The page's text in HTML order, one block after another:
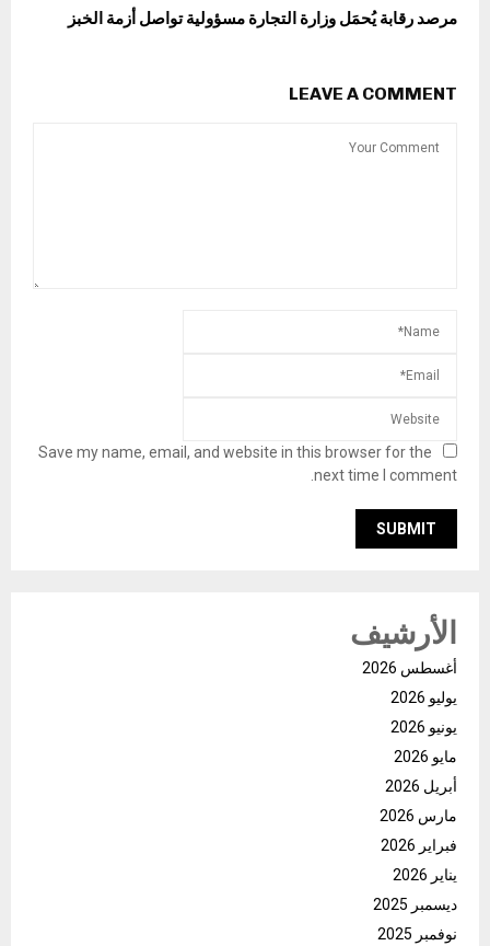
مرصد رقابة يُحمَل وزارة التجارة مسؤولية تواصل أزمة الخبز
LEAVE A COMMENT
Save my name, email, and website in this browser for the
next time I comment.
الأرشيف
أغسطس 2026
يوليو 2026
يونيو 2026
مايو 2026
أبريل 2026
مارس 2026
فبراير 2026
يناير 2026
ديسمبر 2025
نوفمبر 2025